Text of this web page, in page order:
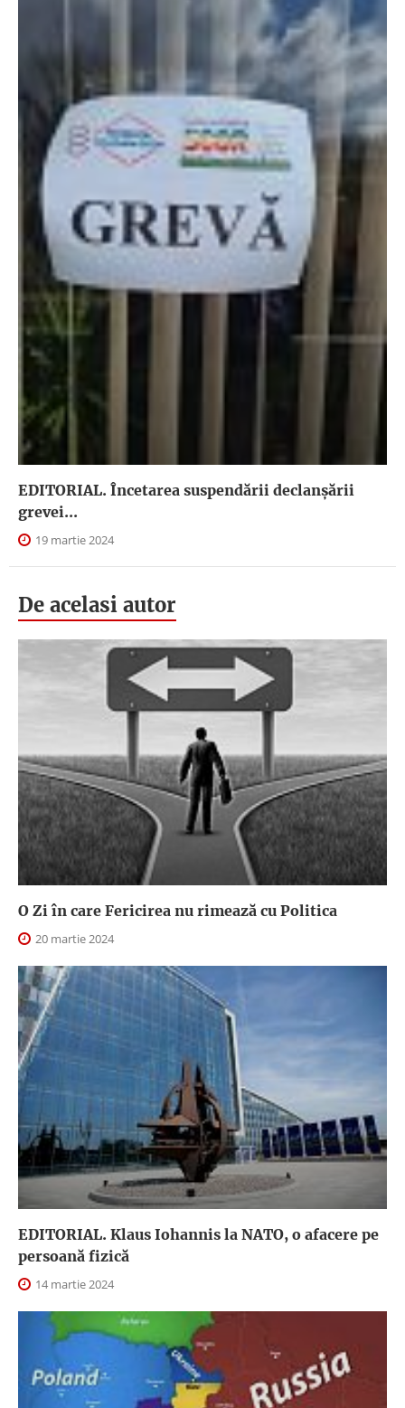
EDITORIAL. Încetarea suspendării declanşării
grevei...
19 martie 2024
De acelasi autor
O Zi în care Fericirea nu rimează cu Politica
20 martie 2024
EDITORIAL. Klaus Iohannis la NATO, o afacere pe
persoană fizică
14 martie 2024